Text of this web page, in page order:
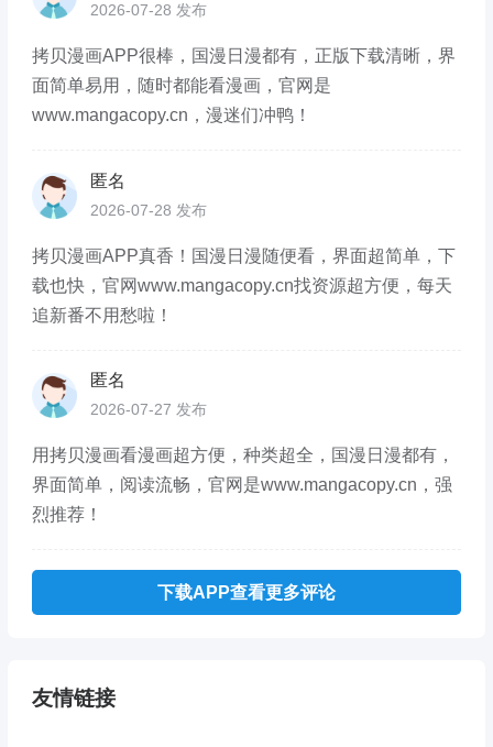
2026-07-28 发布
拷贝漫画APP很棒，国漫日漫都有，正版下载清晰，界
面简单易用，随时都能看漫画，官网是
www.mangacopy.cn，漫迷们冲鸭！
匿名
2026-07-28 发布
拷贝漫画APP真香！国漫日漫随便看，界面超简单，下
载也快，官网www.mangacopy.cn找资源超方便，每天
追新番不用愁啦！
匿名
2026-07-27 发布
用拷贝漫画看漫画超方便，种类超全，国漫日漫都有，
界面简单，阅读流畅，官网是www.mangacopy.cn，强
烈推荐！
下载APP查看更多评论
友情链接